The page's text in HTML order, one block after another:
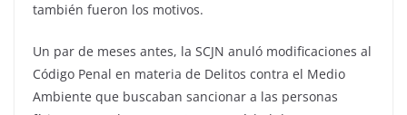
también fueron los motivos.
Un par de meses antes, la SCJN anuló modificaciones al
Código Penal en materia de Delitos contra el Medio
Ambiente que buscaban sancionar a las personas